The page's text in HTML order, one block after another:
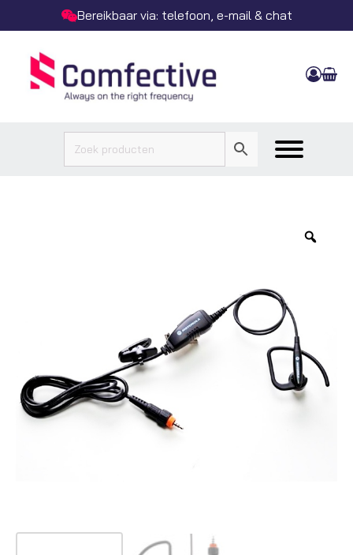
Bereikbaar via: telefoon, e-mail & chat